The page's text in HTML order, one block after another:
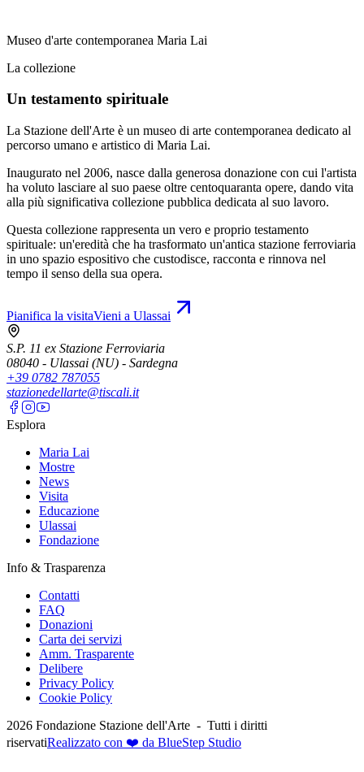
Museo d'arte contemporanea Maria Lai
La collezione
Un testamento spirituale
La Stazione dell'Arte è un museo di arte contemporanea dedicato al
percorso umano e artistico di Maria Lai.
Inaugurato nel 2006, nasce dalla generosa donazione con cui l'artista
ha voluto lasciare al suo paese oltre centoquaranta opere, dando vita
alla più significativa collezione pubblica dedicata al suo lavoro.
Questa collezione rappresenta un vero e proprio testamento
spirituale: un'eredità che ha trasformato un'antica stazione ferroviaria
in uno spazio espositivo che custodisce, racconta e rinnova nel
tempo il senso della sua opera.
Pianifica la visitaVieni a Ulassai
S.P. 11 ex Stazione Ferroviaria
08040 - Ulassai (NU) - Sardegna
+39 0782 787055
stazionedellarte@tiscali.it
Esplora
Maria Lai
Mostre
News
Visita
Educazione
Ulassai
Fondazione
Info & Trasparenza
Contatti
FAQ
Donazioni
Carta dei servizi
Amm. Trasparente
Delibere
Privacy Policy
Cookie Policy
2026 Fondazione Stazione dell'Arte - Tutti i diritti
riservatiRealizzato con ❤️ da BlueStep Studio